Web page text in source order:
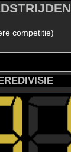
competitie)